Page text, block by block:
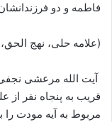
فاطمه و دو
(علامه حلی، نهج الحق،
آیت الله مرعشی
قریب به پنجاه نفر از
مربوط به آیه مودت را